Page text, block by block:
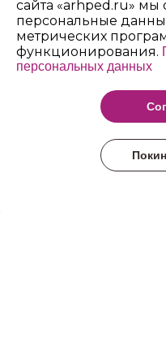
сайта «arhped.ru»
персональные
метрических
функционирования.
персональных данных